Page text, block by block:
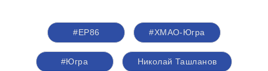
#ЕР86 #ХМАО-Югра
#Югра Николай Ташланов